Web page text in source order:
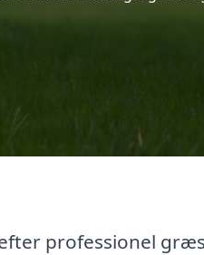
professionel